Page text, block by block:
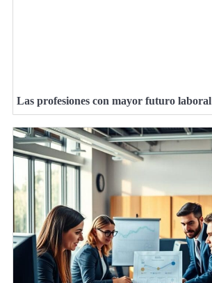
Las profesiones con mayor futuro laboral